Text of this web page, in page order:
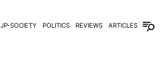
JP-SOCIETY POLITICS REVIEWS ARTICLES